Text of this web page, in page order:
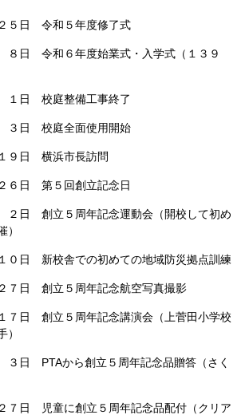
日 令和５年度修了式
日 令和６年度始業式・入学式（１３９
日 校庭整備工事終了
日 校庭全面使用開始
日 横浜市長訪問
６日 第５回創立記念日
日 創立５周年記念運動会（開校して初め
）
０日 新校舎での初めての地域防災拠点訓練
７日 創立５周年記念航空写真撮影
７日 創立５周年記念講演会（上菅田小学校
）
PTAから創立５周年記念品贈答（さく
日 児童に創立５周年記念品配付（クリア